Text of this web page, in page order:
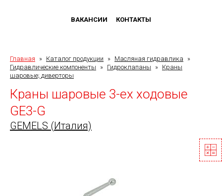
ВАКАНСИИ КОНТАКТЫ
Главная » Каталог продукции » Масляная гидравлика
»
Гидравлические компоненты
» Гидроклапаны » Краны
шаровые; диверторы
Краны шаровые 3-ех ходовые
GE3-G
GEMELS (Италия)